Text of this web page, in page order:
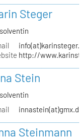
Steger
http://
Stein
innastein(at)gmx.de
Steinmann